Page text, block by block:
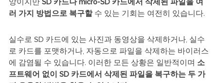
앙이지만 SD 카드나 micro-SD 카드에서 삭제된 파일을 여
러 가지 방법으로 복구할수 있는 기회는 여전히 있습니다.
실수로 SD 카드에 있는 사진과 동영상을 삭제하거나, 실수
로 카드를 포맷하거나, 자동으로 파일을 삭제하는 바이러스
에 감염될 수 있습니다. 이러한 모든 상황은 일반적이며 소
프트웨어 없이 SD 카드에서 삭제된 파일을 복구하는 두 가